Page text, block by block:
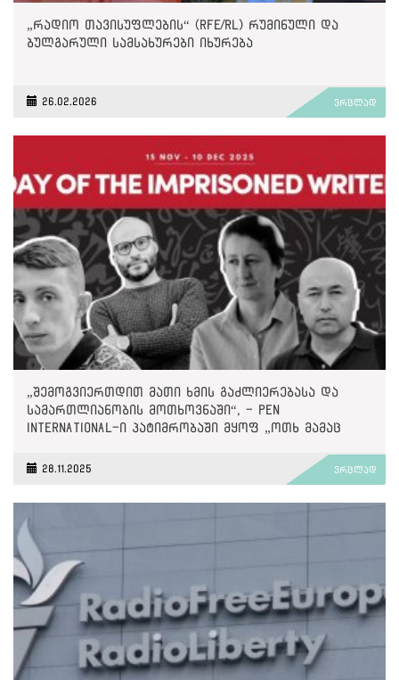
„რადიო თავისუფლების“ (RFE/RL) რუმინული და
ბულგარული სამსახურები იხურება
26.02.2026 ვრცლად
„შემოგვიერთდით მათი ხმის გაძლიერებასა და
სამართლიანობის მოთხოვნაში“, - PEN
International-ი პატიმრობაში მყოფ „ოთხ მამაც
28.11.2025 ვრცლად